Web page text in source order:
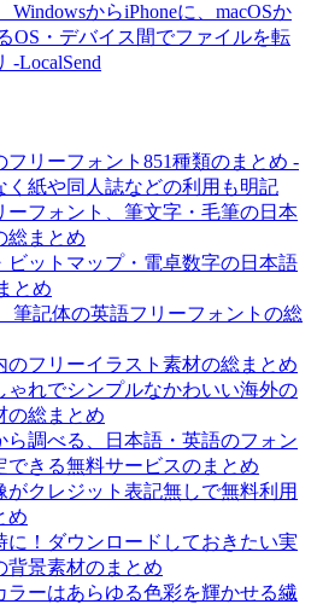
WindowsからiPhoneに、macOSか
OS・デバイス間でファイルを転
-LocalSend
フリーフォント851種類のまとめ -
く紙や同人誌などの利用も明記
ーフォント、筆文字・毛筆の日本
総まとめ
ビットマップ・電卓数字の日本語
とめ
筆記体の英語フリーフォントの総
のフリーイラスト素材の総まとめ
ゃれでシンプルなかわいい海外の
の総まとめ
ら調べる、日本語・英語のフォン
できる無料サービスのまとめ
がクレジット表記無しで無料利用
め
に！ダウンロードしておきたい実
背景素材のまとめ
ラーはあらゆる色彩を輝かせる繊